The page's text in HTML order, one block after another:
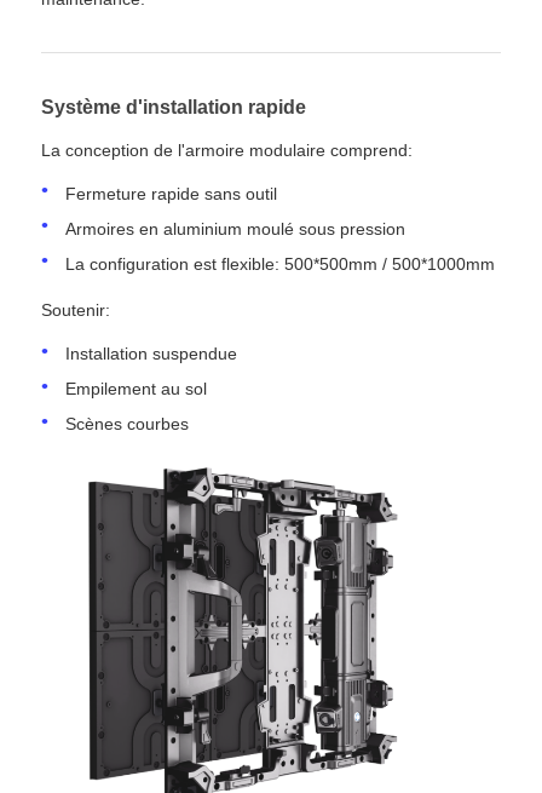
Système d'installation rapide
La conception de l'armoire modulaire comprend:
Fermeture rapide sans outil
Armoires en aluminium moulé sous pression
La configuration est flexible: 500*500mm / 500*1000mm
Soutenir:
Installation suspendue
Empilement au sol
Scènes courbes